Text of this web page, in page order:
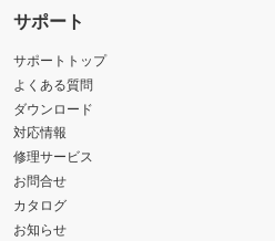
サポート
サポートトップ
よくある質問
ダウンロード
対応情報
修理サービス
お問合せ
カタログ
お知らせ